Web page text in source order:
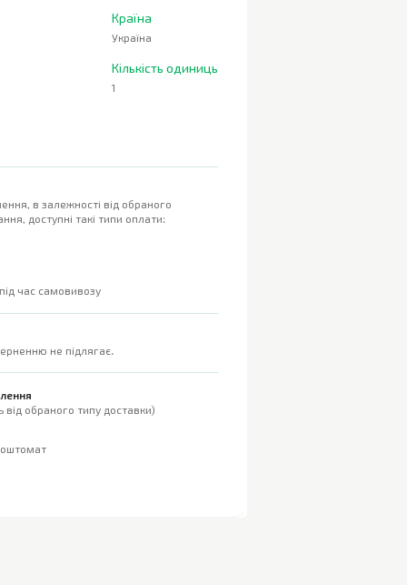
Країна
Україна
Кількість одиниць
1
в залежності від обраного
доступні такі типи оплати:
час самовивозу
не підлягає.
обраного типу доставки)